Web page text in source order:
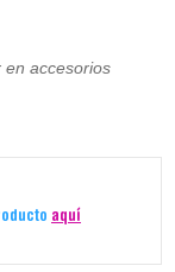
en accesorios
aquí